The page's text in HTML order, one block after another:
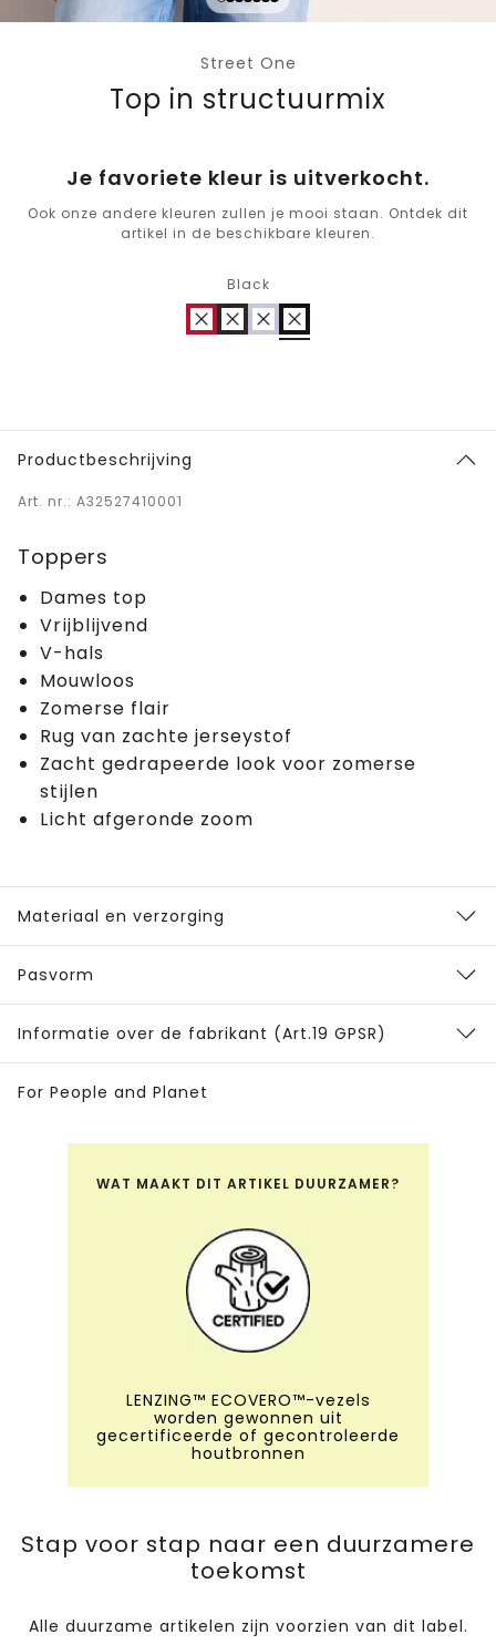
Street One
Top in structuurmix
Je favoriete kleur is uitverkocht.
Ook onze andere kleuren zullen je mooi staan. Ontdek dit
artikel in de beschikbare kleuren.
Black
Productbeschrijving
Art. nr.: A32527410001
Toppers
Dames top
Vrijblijvend
V-hals
Mouwloos
Zomerse flair
Rug van zachte jerseystof
Zacht gedrapeerde look voor zomerse
stijlen
Licht afgeronde zoom
Materiaal en verzorging
Pasvorm
Informatie over de fabrikant (Art.19 GPSR)
For People and Planet
WAT MAAKT DIT ARTIKEL DUURZAMER?
LENZING™ ECOVERO™-vezels
worden gewonnen uit
gecertificeerde of gecontroleerde
houtbronnen
Stap voor stap naar een duurzamere
toekomst
Alle duurzame artikelen zijn voorzien van dit label.